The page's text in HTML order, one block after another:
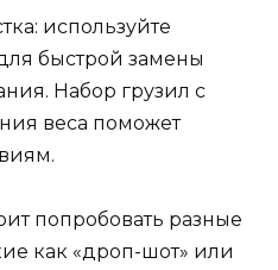
используйте
быстрой замены
Набор грузил с
веса поможет
попробовать разные
как «дроп-шот» или